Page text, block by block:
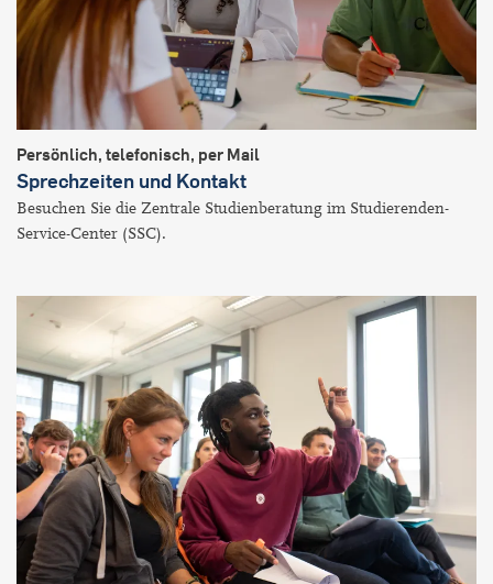
Persönlich, telefonisch, per Mail
Sprechzeiten und Kontakt
Besuchen Sie die Zentrale Studienberatung im Studierenden-
Service-Center (SSC).